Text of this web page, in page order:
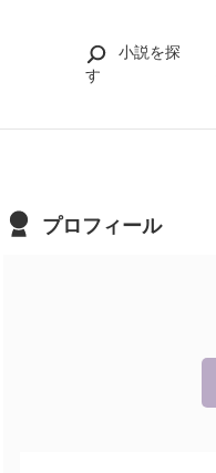
小説を探
す
プロフィール